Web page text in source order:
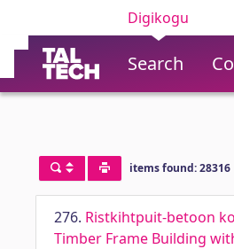
Digikogu
Search
items found: 28316
276. Ristkihtpuit-betoon
Timber Frame Building